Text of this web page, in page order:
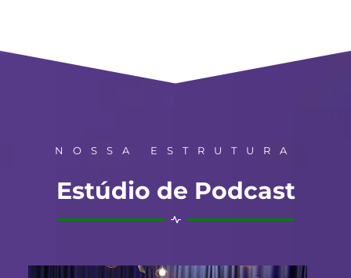
NOSSA ESTRUTURA
Estúdio de Podcast